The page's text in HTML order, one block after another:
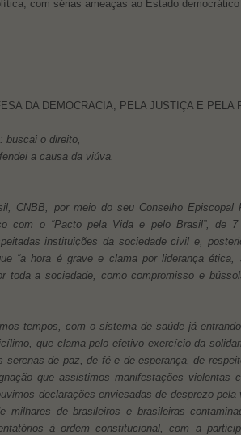
com sérias ameaças ao Estado democrático
DA DEMOCRACIA, PELA JUSTIÇA E PELA
buscai o direito,
a causa da viúva.
CNBB, por meio do seu Conselho Episcopal
com o “Pacto pela Vida e pelo Brasil”, de
instituições da sociedade civil e,
“a hora é grave e clama por liderança ética,
toda a sociedade, como compromisso e
tempos, com o sistema de saúde já
que clama pelo efetivo exercício da
de paz, de fé e de esperança, de
que assistimos manifestações violentas
declarações enviesadas de desprezo pela
milhares de brasileiros e brasileiras
à ordem constitucional, com a